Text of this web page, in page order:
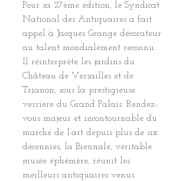
Pour sa 27ème édition, le Syndicat
National des Antiquaires a fait
appel à Jacques Grange décorateur
au talent mondialement reconnu.
Il réinterprète les jardins du
Château de Versailles et de
Trianon, sous la prestigieuse
verrière du Grand Palais. Rendez-
vous majeur et incontournable du
marché de l’art depuis plus de six
décennies, la Biennale, véritable
musée éphémère, réunit les
meilleurs antiquaires venus